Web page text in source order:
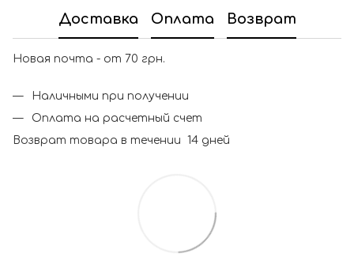
Доставка Оплата Возврат
Новая почта - от 70 грн.
Наличными при получении
Оплата на расчетный счет
Возврат товара в течении 14 дней